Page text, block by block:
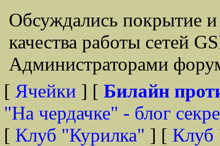
Обсуждались покрытие и
качества работы сетей
Администраторами
[ Ячейки ] [ Билайн
"На чердачке" - блог
[ Клуб "Курилка" ] [ Клуб